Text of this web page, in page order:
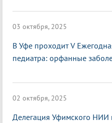
03 октября, 2025
В Уфе проходит V
педиатра: орфанные
02 октября, 2025
Делегация Уфимского НИИ